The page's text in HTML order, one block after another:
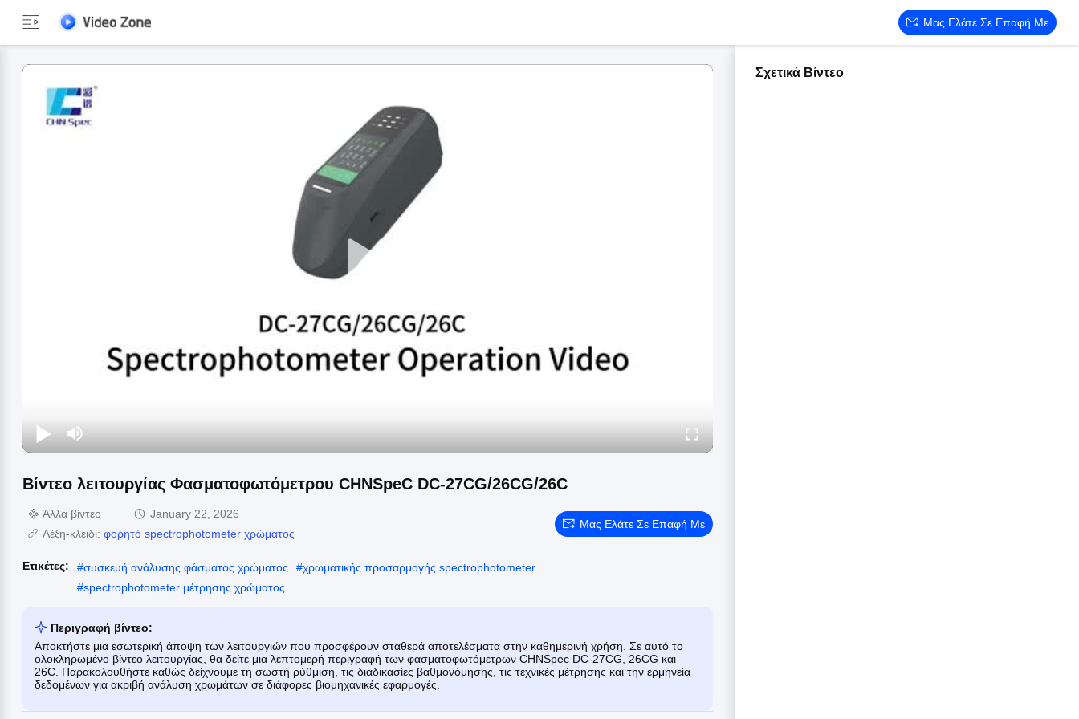
Μας Ελάτε Σε Επαφή Με
Βίντεο λειτουργίας Φασματοφωτόμετρου CHNSpeC DC-27CG/26CG/26C
Άλλα βίντεο
January 22, 2026
Λέξη-κλειδί: φορητό spectrophotometer χρώματος
Μας Ελάτε Σε Επαφή Με
Ετικέτες: #συσκευή ανάλυσης φάσματος χρώματος #χρωματικής προσαρμογής spectrophotometer
#spectrophotometer μέτρησης χρώματος
Περιγραφή βίντεο:
Αποκτήστε μια εσωτερική άποψη των λειτουργιών που προσφέρουν σταθερά αποτελέσματα στην καθημερινή χρήση. Σε αυτό το
ολοκληρωμένο βίντεο λειτουργίας, θα δείτε μια λεπτομερή περιγραφή των φασματοφωτόμετρων CHNSpec DC-27CG, 26CG και
26C. Παρακολουθήστε καθώς δείχνουμε τη σωστή ρύθμιση, τις διαδικασίες βαθμονόμησης, τις τεχνικές μέτρησης και την ερμηνεία
δεδομένων για ακριβή ανάλυση χρωμάτων σε διάφορες βιομηχανικές εφαρμογές.
Σχετικά Βίντεο